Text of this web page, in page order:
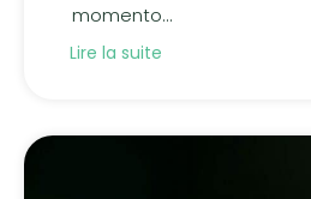
momento...
Lire la suite